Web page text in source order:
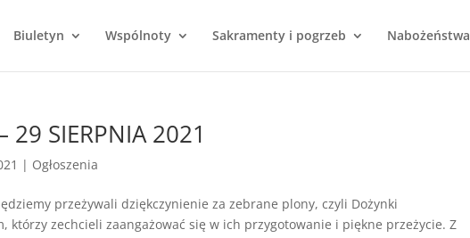
Biuletyn Wspólnoty Sakramenty i pogrzeb Nabożeństwa
29 SIERPNIA 2021
| Ogłoszenia
przeżywali dziękczynienie za zebrane plony, czyli Dożynki
którzy zechcieli zaangażować się w ich przygotowanie i piękne przeżycie. Z